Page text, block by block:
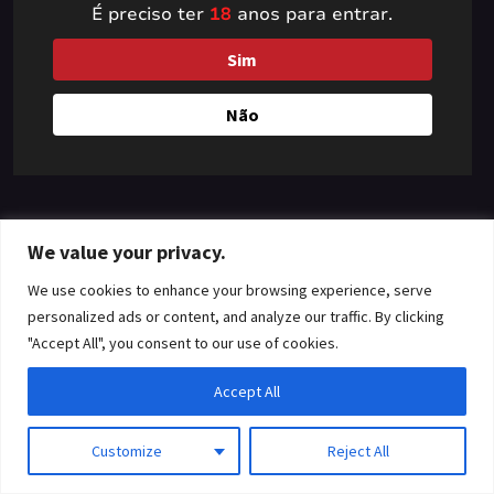
We value your privacy.
We use cookies to enhance your browsing experience, serve
personalized ads or content, and analyze our traffic. By clicking
"Accept All", you consent to our use of cookies.
Customize Reject All
Accept All
something amazing
— check back soon!
É preciso ter 18 anos para entrar.
Sim
Não